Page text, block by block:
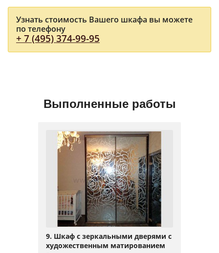
Узнать стоимость Вашего шкафа вы можете
по телефону
+ 7 (495) 374-99-95
Выполненные работы
9. Шкаф с зеркальными дверями с
художественным матированием